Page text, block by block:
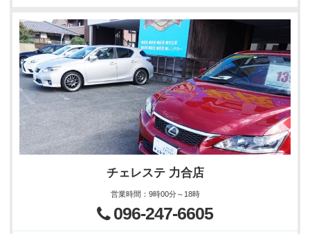
チェレステ 力合店
営業時間 ： 9時00分～18時
096-247-6605